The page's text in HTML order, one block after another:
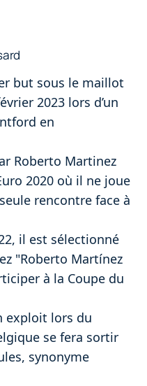
but sous le maillot
2023 lors d’un
en
Roberto Martinez
2020 où il ne joue
rencontre face à
il est sélectionné
"Roberto Martínez
à la Coupe du
exploit lors du
se fera sortir
synonyme